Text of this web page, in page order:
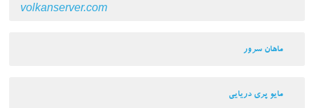
volkanserver.com
ماهان سرور
مایو پری دریایی